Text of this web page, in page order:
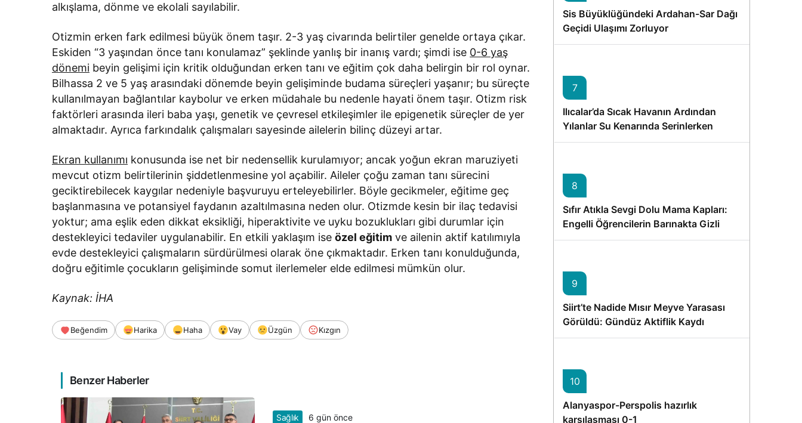
alkışlama, dönme ve ekolali sayılabilir.
Otizmin erken fark edilmesi büyük önem taşır. 2-3 yaş civarında belirtiler genelde ortaya çıkar.
Eskiden “3 yaşından önce tanı konulamaz” şeklinde yanlış bir inanış vardı; şimdi ise 0-6 yaş
dönemi beyin gelişimi için kritik olduğundan erken tanı ve eğitim çok daha belirgin bir rol oynar.
Bilhassa 2 ve 5 yaş arasındaki dönemde beyin gelişiminde budama süreçleri yaşanır; bu süreçte
kullanılmayan bağlantılar kaybolur ve erken müdahale bu nedenle hayati önem taşır. Otizm risk
faktörleri arasında ileri baba yaşı, genetik ve çevresel etkileşimler ile epigenetik süreçler de yer
almaktadır. Ayrıca farkındalık çalışmaları sayesinde ailelerin bilinç düzeyi artar.
Ekran kullanımı konusunda ise net bir nedensellik kurulamıyor; ancak yoğun ekran maruziyeti
mevcut otizm belirtilerinin şiddetlenmesine yol açabilir. Aileler çoğu zaman tanı sürecini
geciktirebilecek kaygılar nedeniyle başvuruyu erteleyebilirler. Böyle gecikmeler, eğitime geç
başlanmasına ve potansiyel faydanın azaltılmasına neden olur. Otizmde kesin bir ilaç tedavisi
yoktur; ama eşlik eden dikkat eksikliği, hiperaktivite ve uyku bozuklukları gibi durumlar için
destekleyici tedaviler uygulanabilir. En etkili yaklaşım iseözel eğitim ve ailenin aktif katılımıyla
evde destekleyici çalışmaların sürdürülmesi olarak öne çıkmaktadır. Erken tanı konulduğunda,
doğru eğitimle çocukların gelişiminde somut ilerlemeler elde edilmesi mümkün olur.
Kaynak: İHA
Beğendim Harika Haha Vay Üzgün Kızgın
Benzer Haberler
Sağlık 6 gün önce
Sis Büyüklüğündeki Ardahan-Sar Dağı
Geçidi Ulaşımı Zorluyor
7
Ilıcalar’da Sıcak Havanın Ardından
Yılanlar Su Kenarında Serinlerken
Görüntülendi
8
Sıfır Atıkla Sevgi Dolu Mama Kapları:
Engelli Öğrencilerin Barınakta Gizli
Dostları İçin Gönüllü Proje
9
Siirt’te Nadide Mısır Meyve Yarasası
Görüldü: Gündüz Aktiflik Kaydı
10
Alanyaspor-Perspolis hazırlık
karşılaşması 0-1